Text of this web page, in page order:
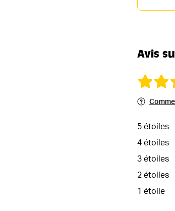
Avis
5 étoiles
4 étoiles
3 étoiles
2 étoiles
1 étoile